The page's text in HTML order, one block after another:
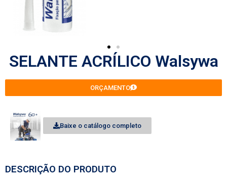
SELANTE ACRÍLICO Walsywa
ORÇAMENTO
Baixe o catálogo completo
DESCRIÇÃO DO PRODUTO